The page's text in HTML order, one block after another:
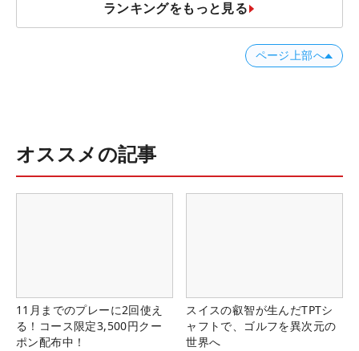
ランキングをもっと見る
ページ上部へ
オススメの記事
11月までのプレーに2回使え
る！コース限定3,500円クー
ポン配布中！
スイスの叡智が生んだTPTシ
ャフトで、ゴルフを異次元の
世界へ